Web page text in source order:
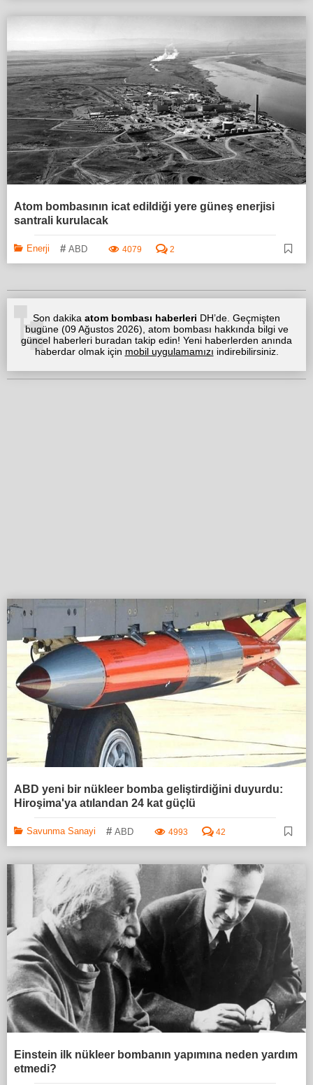
Atom bombasının icat edildiği yere güneş enerjisi
santrali kurulacak
Enerji # ABD 4079 2
Son dakika atom bombası haberleri DH’de. Geçmişten
bugüne (09 Ağustos 2026), atom bombası hakkında bilgi ve
güncel haberleri buradan takip edin! Yeni haberlerden anında
haberdar olmak için mobil uygulamamızı indirebilirsiniz.
ABD yeni bir nükleer bomba geliştirdiğini duyurdu:
Hiroşima'ya atılandan 24 kat güçlü
Savunma Sanayi # ABD 4993 42
Einstein ilk nükleer bombanın yapımına neden yardım
etmedi?